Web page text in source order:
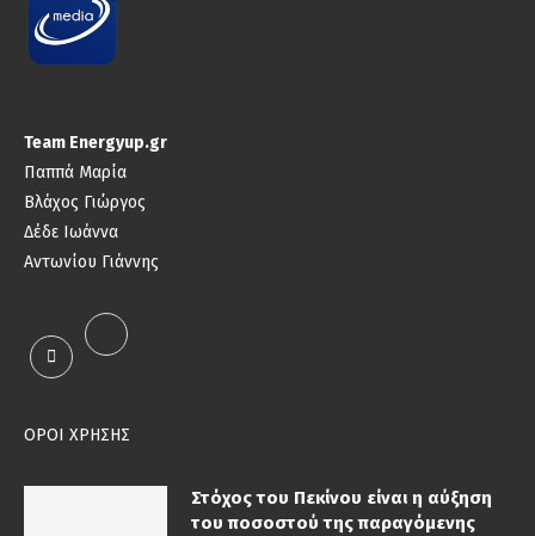
Team Energyup.gr
Παππά Μαρία
Βλάχος Γιώργος
Δέδε Ιωάννα
Αντωνίου Γιάννης
ΟΡΟΙ ΧΡΗΣΗΣ
Στόχος του Πεκίνου είναι η αύξηση
του ποσοστού της παραγόμενης